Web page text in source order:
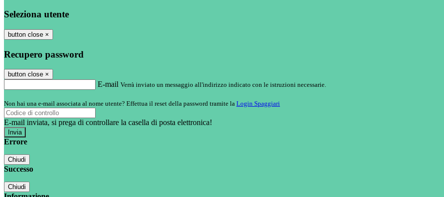
Seleziona utente
button close ×
Recupero password
button close ×
E-mail Verrà inviato un messaggio all'indirizzo indicato con le istruzioni necessarie.
Non hai una e-mail associata al nome utente? Effettua il reset della password tramite la Login Spaggiari
E-mail inviata, si prega di controllare la casella di posta elettronica!
Errore
Chiudi
Successo
Chiudi